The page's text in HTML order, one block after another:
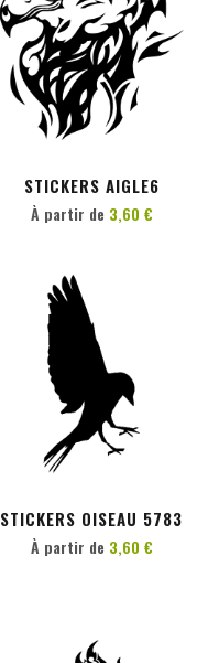
STICKERS AIGLE6
PERSONNALISER
À partir de 3,60 €
STICKERS OISEAU 5783
PERSONNALISER
À partir de 3,60 €